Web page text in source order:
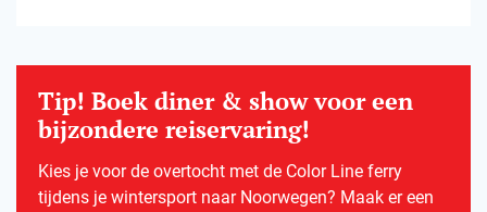
Tip! Boek diner & show voor een
bijzondere reiservaring!
Kies je voor de overtocht met de Color Line ferry
tijdens je wintersport naar Noorwegen? Maak er een